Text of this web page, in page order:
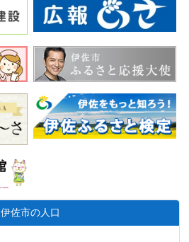
伊佐市の人口